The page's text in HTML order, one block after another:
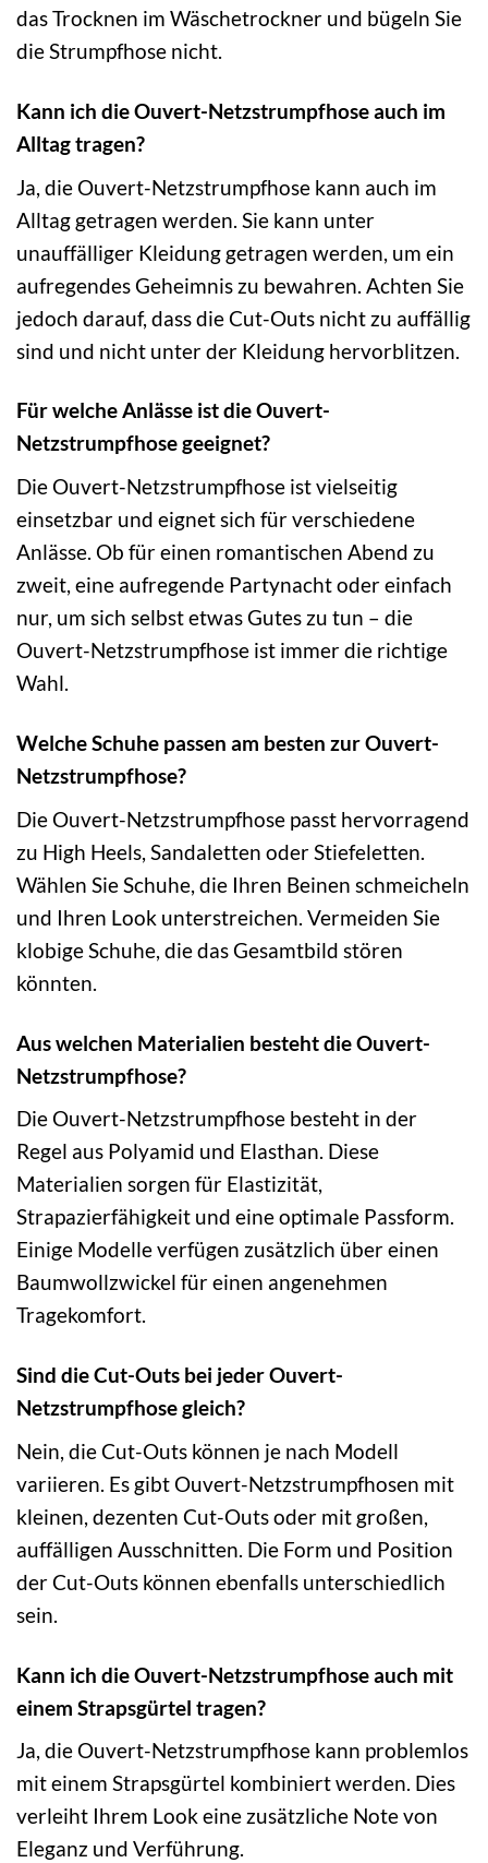
das Trocknen im Wäschetrockner und bügeln Sie
die Strumpfhose nicht.
Kann ich die Ouvert-Netzstrumpfhose auch im
Alltag tragen?
Ja, die Ouvert-Netzstrumpfhose kann auch im
Alltag getragen werden. Sie kann unter
unauffälliger Kleidung getragen werden, um ein
aufregendes Geheimnis zu bewahren. Achten Sie
jedoch darauf, dass die Cut-Outs nicht zu auffällig
sind und nicht unter der Kleidung hervorblitzen.
Für welche Anlässe ist die Ouvert-
Netzstrumpfhose geeignet?
Die Ouvert-Netzstrumpfhose ist vielseitig
einsetzbar und eignet sich für verschiedene
Anlässe. Ob für einen romantischen Abend zu
zweit, eine aufregende Partynacht oder einfach
nur, um sich selbst etwas Gutes zu tun – die
Ouvert-Netzstrumpfhose ist immer die richtige
Wahl.
Welche Schuhe passen am besten zur Ouvert-
Netzstrumpfhose?
Die Ouvert-Netzstrumpfhose passt hervorragend
zu High Heels, Sandaletten oder Stiefeletten.
Wählen Sie Schuhe, die Ihren Beinen schmeicheln
und Ihren Look unterstreichen. Vermeiden Sie
klobige Schuhe, die das Gesamtbild stören
könnten.
Aus welchen Materialien besteht die Ouvert-
Netzstrumpfhose?
Die Ouvert-Netzstrumpfhose besteht in der
Regel aus Polyamid und Elasthan. Diese
Materialien sorgen für Elastizität,
Strapazierfähigkeit und eine optimale Passform.
Einige Modelle verfügen zusätzlich über einen
Baumwollzwickel für einen angenehmen
Tragekomfort.
Sind die Cut-Outs bei jeder Ouvert-
Netzstrumpfhose gleich?
Nein, die Cut-Outs können je nach Modell
variieren. Es gibt Ouvert-Netzstrumpfhosen mit
kleinen, dezenten Cut-Outs oder mit großen,
auffälligen Ausschnitten. Die Form und Position
der Cut-Outs können ebenfalls unterschiedlich
sein.
Kann ich die Ouvert-Netzstrumpfhose auch mit
einem Strapsgürtel tragen?
Ja, die Ouvert-Netzstrumpfhose kann problemlos
mit einem Strapsgürtel kombiniert werden. Dies
verleiht Ihrem Look eine zusätzliche Note von
Eleganz und Verführung.